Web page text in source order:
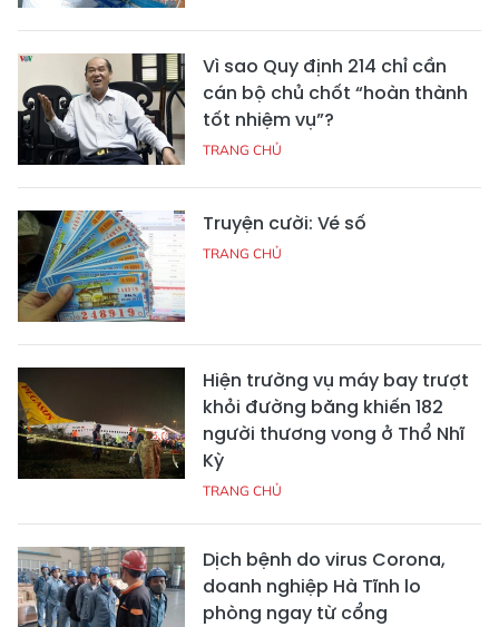
Vì sao Quy định 214 chỉ cần
cán bộ chủ chốt “hoàn thành
tốt nhiệm vụ”?
TRANG CHỦ
Truyện cười: Vé số
TRANG CHỦ
Hiện trường vụ máy bay trượt
khỏi đường băng khiến 182
người thương vong ở Thổ Nhĩ
Kỳ
TRANG CHỦ
Dịch bệnh do virus Corona,
doanh nghiệp Hà Tĩnh lo
phòng ngay từ cổng